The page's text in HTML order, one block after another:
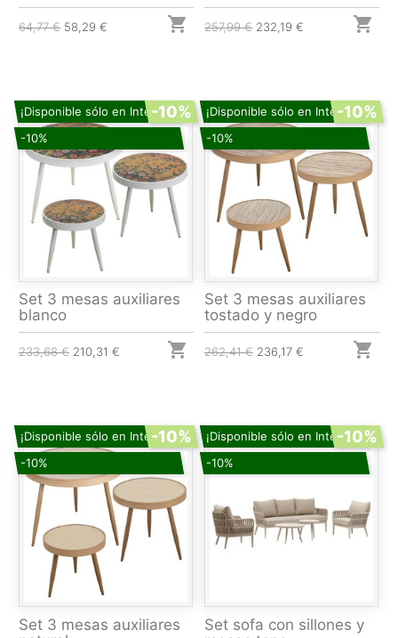
64,77 € 58,29 €  257,99 € 232,19 € 
¡Disponible sólo en Internet!
-10%
-10%
Set 3 mesas auxiliares
blanco
233,68 € 210,31 € 
¡Disponible sólo en Internet!
-10%
-10%
Set 3 mesas auxiliares
tostado y negro
262,41 € 236,17 € 
¡Disponible sólo en Internet!
-10%
-10%
Set 3 mesas auxiliares
¡Disponible sólo en Internet!
-10%
-10%
Set sofa con sillones y